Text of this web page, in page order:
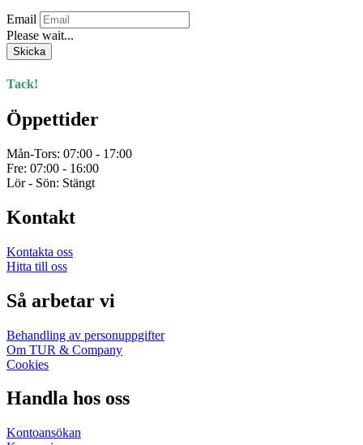
Email
Please wait...
Skicka
Tack!
Öppettider
Mån-Tors: 07:00 - 17:00
Fre: 07:00 - 16:00
Lör - Sön: Stängt
Kontakt
Kontakta oss
Hitta till oss
Så arbetar vi
Behandling av personuppgifter
Om TUR & Company
Cookies
Handla hos oss
Kontoansökan